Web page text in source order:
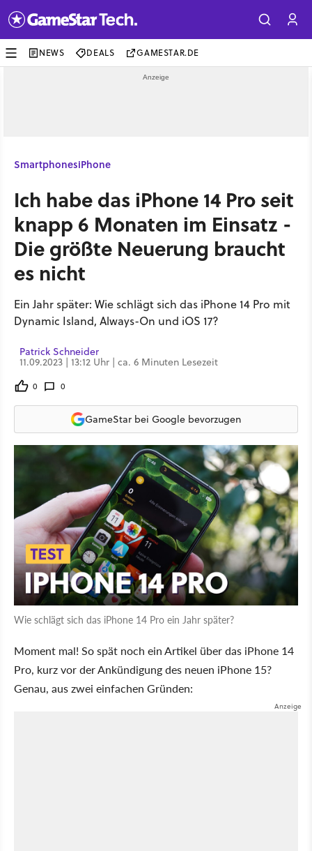
NEWS DEALS GAMESTAR.DE
SmartphonesiPhone
Ich habe das iPhone 14 Pro seit
knapp 6 Monaten im Einsatz -
Die größte Neuerung braucht
es nicht
Ein Jahr später: Wie schlägt sich das iPhone 14 Pro mit
Dynamic Island, Always-On und iOS 17?
Patrick Schneider
11.09.2023 | 13:12 Uhr | ca. 6 Minuten Lesezeit
0 0
GameStar bei Google bevorzugen
Wie schlägt sich das iPhone 14 Pro ein Jahr später?
Moment mal! So spät noch ein Artikel über das iPhone 14
Pro, kurz vor der Ankündigung des neuen iPhone 15?
Genau, aus zwei einfachen Gründen: